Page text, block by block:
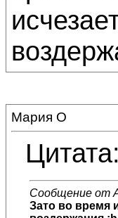
Мария О
Цитата:
Сообщение от
Зато во время